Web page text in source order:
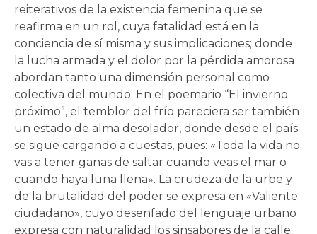
reiterativos de la existencia femenina que se
reafirma en un rol, cuya fatalidad está en la
conciencia de sí misma y sus implicaciones; donde
la lucha armada y el dolor por la pérdida amorosa
abordan tanto una dimensión personal como
colectiva del mundo. En el poemario “El invierno
próximo”, el temblor del frío pareciera ser también
un estado de alma desolador, donde desde el país
se sigue cargando a cuestas, pues: «Toda la vida no
vas a tener ganas de saltar cuando veas el mar o
cuando haya luna llena». La crudeza de la urbe y
de la brutalidad del poder se expresa en «Valiente
ciudadano», cuyo desenfado del lenguaje urbano
expresa con naturalidad los sinsabores de la calle.